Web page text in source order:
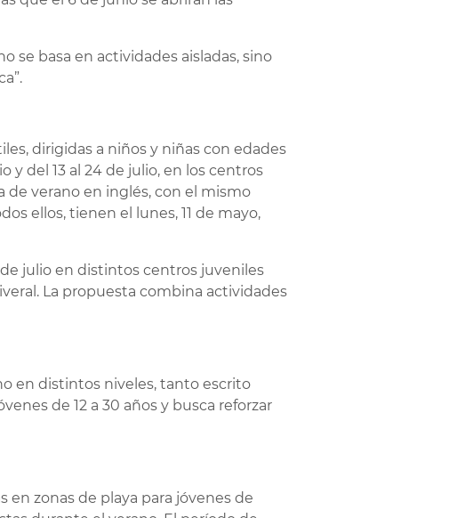
se basa en actividades aisladas, sino
dirigidas a niños y niñas con edades
y del 13 al 24 de julio, en los centros
de verano en inglés, con el mismo
ellos, tienen el lunes, 11 de mayo,
de julio en distintos centros juveniles
La propuesta combina actividades
en distintos niveles, tanto escrito
de 12 a 30 años y busca reforzar
en zonas de playa para jóvenes de